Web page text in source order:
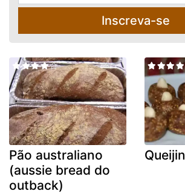
Inscreva-se
Pão australiano
(aussie bread do
outback)